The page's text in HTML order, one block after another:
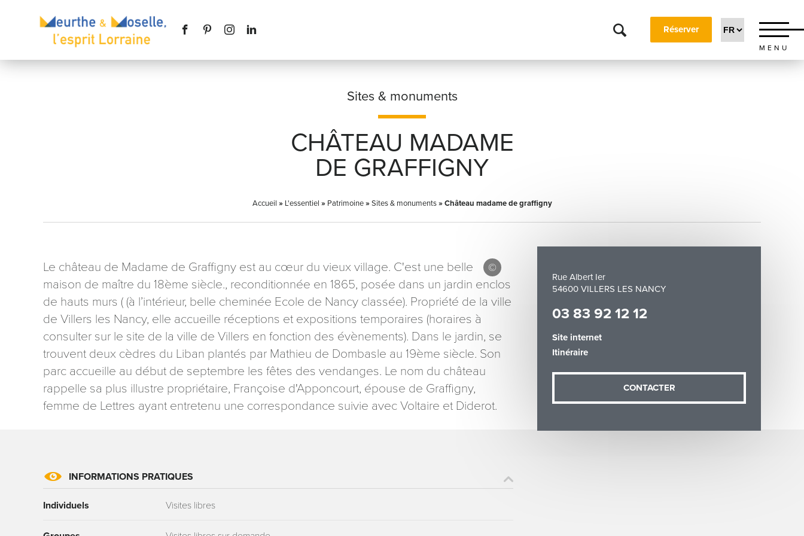
Réserver
MENU
Sites & monuments
CHÂTEAU MADAME
DE GRAFFIGNY
Accueil » L'essentiel » Patrimoine»Sites & monuments»Château madame de graffigny
Rue Albert Ier
54600 VILLERS LES NANCY
03 83 92 12 12
Site internet
Itinéraire
CONTACTER
Le château de Madame de Graffigny est au cœur du vieux village. C'est une belle
maison de maître du 18ème siècle., reconditionnée en 1865, posée dans un jardin enclos
de hauts murs ( (à l’intérieur, belle cheminée Ecole de Nancy classée). Propriété de la ville
de Villers les Nancy, elle accueille réceptions et expositions temporaires (horaires à
consulter sur le site de la ville de Villers en fonction des évènements). Dans le jardin, se
trouvent deux cèdres du Liban plantés par Mathieu de Dombasle au 19ème siècle. Son
parc accueille au début de septembre les fêtes des vendanges. Le nom du château
rappelle sa plus illustre propriétaire, Françoise d'Apponcourt, épouse de Graffigny,
femme de Lettres ayant entretenu une correspondance suivie avec Voltaire et Diderot.
INFORMATIONS PRATIQUES
Individuels Visites libres
Prénom*
Téléphone Adresse email*
Les informations recueillies à partir de ce formulaire sont nécessaires au traitement de votre demande (sauf
mention contraire). Vous disposez d’un droit d’accès, de rectification et d’opposition aux données vous
concernant, que vous pouvez exercer en adressant une demande par courriel à tourisme@departement54.fr
Tourisme - 48 esplanade Jacques-Baudot CO 90019 54035 NANCY cedex